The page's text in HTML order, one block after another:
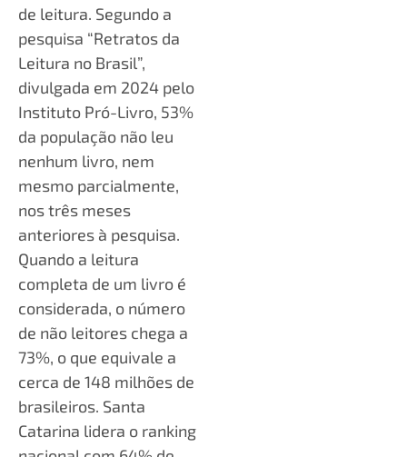
de leitura. Segundo a
pesquisa “Retratos da
Leitura no Brasil”,
divulgada em 2024 pelo
Instituto Pró-Livro, 53%
da população não leu
nenhum livro, nem
mesmo parcialmente,
nos três meses
anteriores à pesquisa.
Quando a leitura
completa de um livro é
considerada, o número
de não leitores chega a
73%, o que equivale a
cerca de 148 milhões de
brasileiros. Santa
Catarina lidera o ranking